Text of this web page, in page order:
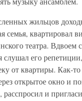
жильцов
семья, квартировал
театра. Вдвоем
его
от квартиры. Как-то
открытое окно и
и